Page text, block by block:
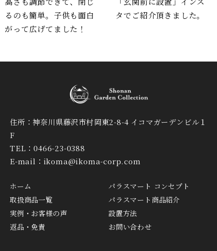
るのも簡単。子供も面白
がって広げてました！
タでご紹介頂きました。
住所：神奈川県藤沢市村岡東2-8-4 イコマガーデンビル１
F
TEL：0466-23-0388
E-mail：ikoma@ikoma-corp.com
ホーム
取扱商品一覧
実例・お客様の声
返品・免責
パラスマート コンセプト
パラスマート商品紹介
設置方法
お問い合わせ